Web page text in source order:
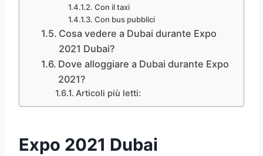
Con il taxi
Con bus pubblici
Cosa vedere a Dubai durante Expo
2021 Dubai?
Dove alloggiare a Dubai durante Expo
2021?
Articoli più letti:
Expo 2021 Dubai